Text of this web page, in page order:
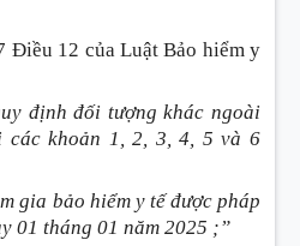
Điều 12 của Luật Bảo hiểm y
định đối tượng khác ngoài
khoản 1, 2, 3, 4, 5 và 6
gia bảo hiểm y tế được pháp
01 tháng 01 năm 2025 ;”